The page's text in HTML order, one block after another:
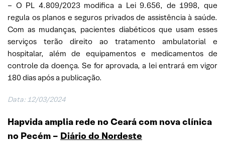
– O PL 4.809/2023 modifica a Lei 9.656, de 1998, que
regula os planos e seguros privados de assistência à saúde.
Com as mudanças, pacientes diabéticos que usam esses
serviços terão direito ao tratamento ambulatorial e
hospitalar, além de equipamentos e medicamentos de
controle da doença. Se for aprovada, a lei entrará em vigor
180 dias após a publicação.
Data: 12/03/2024
Hapvida amplia rede no Ceará com nova clínica
no Pecém – Diário do Nordeste